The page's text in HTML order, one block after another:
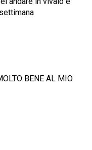
BENE AL MIO